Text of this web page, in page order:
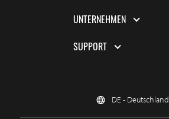
UNTERNEHMEN
SUPPORT
DE - Deutschland